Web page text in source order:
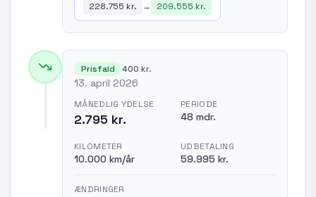
228.755 kr. → 209.555 kr.
Prisfald 400 kr.
13. april 2026
MÅNEDLIG YDELSE
2.795 kr.
PERIODE
48 mdr.
KILOMETER
10.000 km/år
UDBETALING
59.995 kr.
ÆNDRINGER